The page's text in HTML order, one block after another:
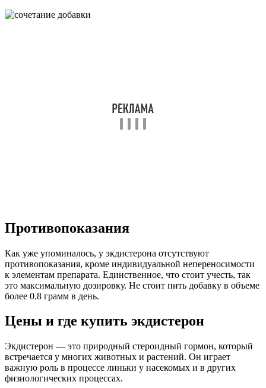
Противопоказания
Как уже упоминалось, у экдистерона отсутствуют
противопоказания, кроме индивидуальной непереносимости
к элементам препарата. Единственное, что стоит учесть, так
это максимальную дозировку. Не стоит пить добавку в объеме
более 0.8 грамм в день.
Цены и где купить экдистерон
Экдистерон — это природный стероидный гормон, который
встречается у многих животных и растений. Он играет
важную роль в процессе линьки у насекомых и в других
физиологических процессах.